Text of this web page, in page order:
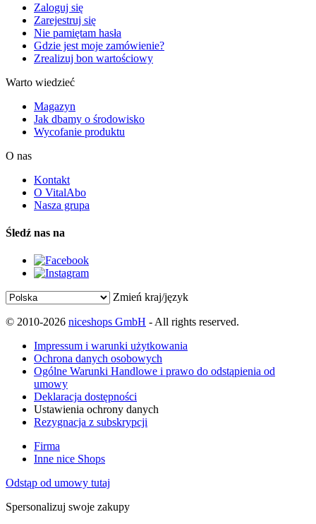
Zaloguj się
Zarejestruj się
Nie pamiętam hasła
Gdzie jest moje zamówienie?
Zrealizuj bon wartościowy
Warto wiedzieć
Magazyn
Jak dbamy o środowisko
Wycofanie produktu
O nas
Kontakt
O VitalAbo
Nasza grupa
Śledź nas na
Zmień kraj/język
© 2010-2026 niceshops GmbH - All rights reserved.
Impressum i warunki użytkowania
Ochrona danych osobowych
Ogólne Warunki Handlowe i prawo do odstąpienia od
umowy
Deklaracja dostępności
Ustawienia ochrony danych
Rezygnacja z subskrypcji
Firma
Inne nice Shops
Odstąp od umowy tutaj
Spersonalizuj swoje zakupy